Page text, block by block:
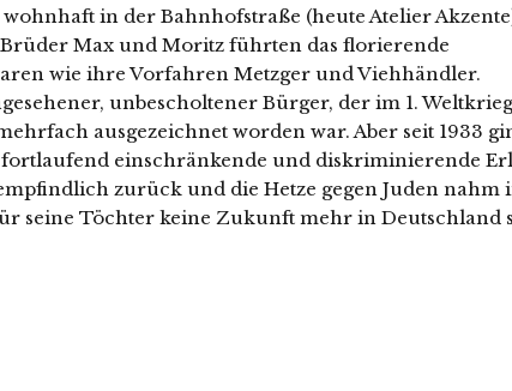
wohn­haft in der Bahnhofstraße (heu­te Atelier
Max und Moritz führ­ten das flo­rie­ren­de
wie ihre Vorfahren Metzger und Viehhändler.
unbe­schol­te­ner Bürger, der im 1. Weltkrieg
aus­ge­zeich­net wor­den war. Aber seit 1933
ein­schrän­ken­de und dis­kri­mi­nie­ren­de
zurück und die Hetze gegen Juden nahm
sei­ne Töchter kei­ne Zukunft mehr in Deutschland